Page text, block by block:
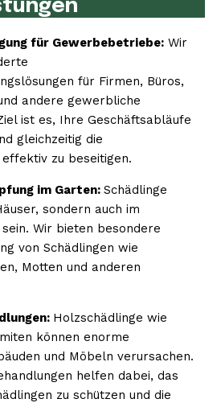
für Gewerbebetriebe: Wir
für Firmen, Büros,
andere gewerbliche
ist es, Ihre Geschäftsabläufe
gleichzeitig die
zu beseitigen.
im Garten: Schädlinge
sondern auch im
Wir bieten besondere
von Schädlingen wie
Motten und anderen
Holzschädlinge wie
können enorme
und Möbeln verursachen.
helfen dabei, das
zu schützen und die